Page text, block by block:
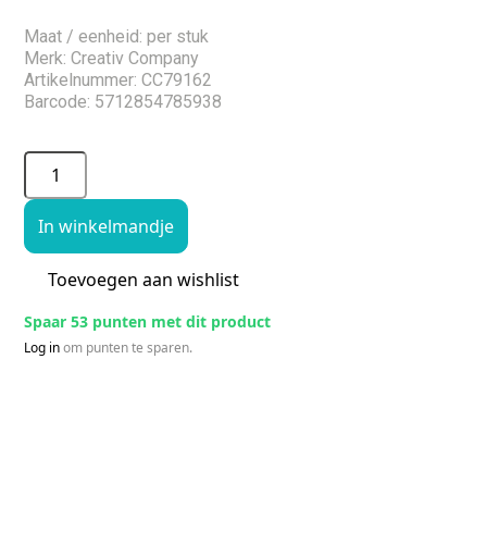
Maat / eenheid: per stuk
Merk: Creativ Company
Artikelnummer: CC79162
Barcode: 5712854785938
In winkelmandje
Toevoegen aan wishlist
Spaar 53 punten met dit product
Log inom punten te sparen.